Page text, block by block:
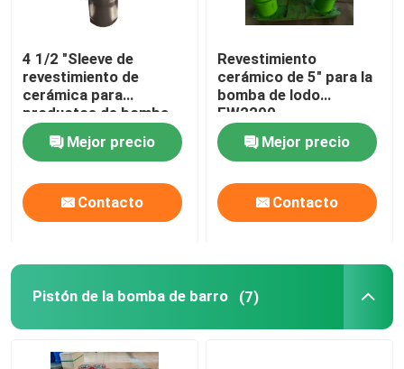
Válvula de bolas y válvula de seguridad
Cabeza de pozo y árbol de Navidad
Fittings para tubos giratorios
BOP para el dispositivo de prevención de explosiones
Múltiple de la matanza de la obstrucción
Brocas de PDC
4 1/2 "Sleeve de
revestimiento de
cerámica para
productos de bomba
de barro API 7K
Mejor precio
Contacto
Revestimiento
cerámico de 5" para la
bomba de lodo
EW2200
Mejor precio
Contacto
Pistón de la bomba de barro (7)